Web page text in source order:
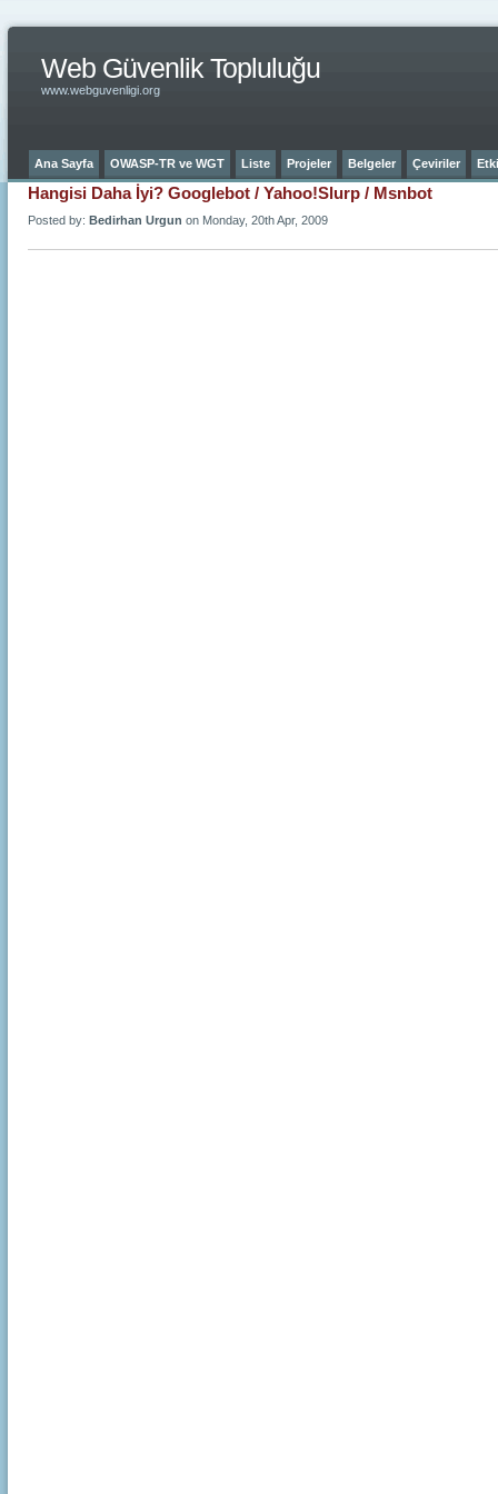
Web Güvenlik Topluluğu
www.webguvenligi.org
Ana Sayfa OWASP-TR ve WGT Liste Projeler Belgeler Çeviriler
Hangisi Daha İyi? Googlebot / Yahoo!Slurp / Msnbot
Posted by: Bedirhan Urgun on Monday, 20th Apr, 2009